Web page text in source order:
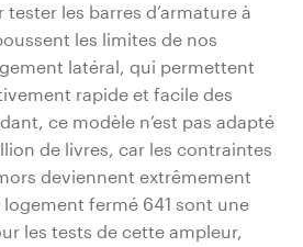
les barres d’armature à
les limites de nos
latéral, qui permettent
rapide et facile des
ce modèle n’est pas adapté
de livres, car les contraintes
deviennent extrêmement
logement fermé 641 sont une
les tests de cette ampleur,